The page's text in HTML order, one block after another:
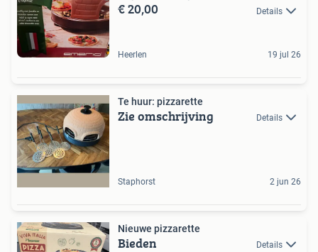
€ 20,00 Details
Heerlen 19 jul 26
Te huur: pizzarette
Zie omschrijving Details
Staphorst 2 jun 26
Nieuwe pizzarette
Bieden Details